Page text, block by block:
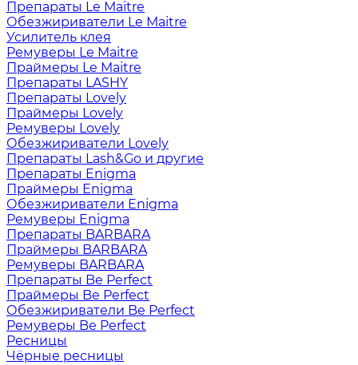
Препараты Le Maitre
Обезжириватели Le Maitre
Усилитель клея
Ремуверы Le Maitre
Праймеры Le Maitre
Препараты LASHY
Препараты Lovely
Праймеры Lovely
Ремуверы Lovely
Обезжириватели Lovely
Препараты Lash&Go и другие
Препараты Enigma
Праймеры Enigma
Обезжириватели Enigma
Ремуверы Enigma
Препараты BARBARA
Праймеры BARBARA
Ремуверы BARBARA
Препараты Be Perfect
Праймеры Be Perfect
Обезжириватели Be Perfect
Ремуверы Be Perfect
Ресницы
Чёрные ресницы